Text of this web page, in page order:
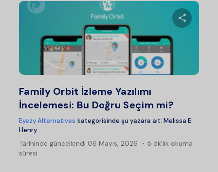
Family Orbit İzleme Yazılımı
İncelemesi: Bu Doğru Seçim mi?
Eyezy Alternatives kategorisinde şu yazara ait: Melissa E.
Henry
Tarihinde güncellendi 06 Mayıs, 2026
5 dk'lık okuma
süresi